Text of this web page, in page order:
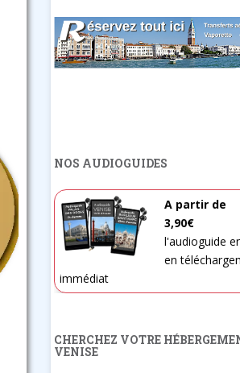
NOS AUDIOGUIDES
A partir de
3,90€
l'audioguide
en
immédiat
CHERCHEZ VOTRE
VENISE